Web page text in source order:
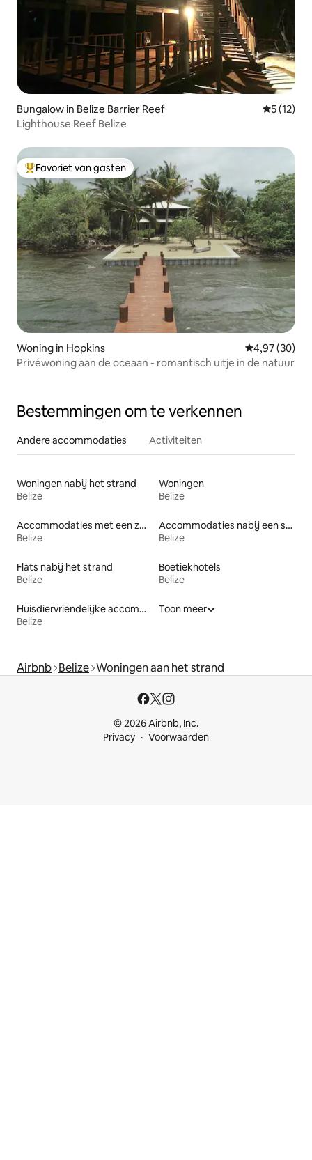
Bungalow in Belize Barrier Reef
5 (12)
Lighthouse Reef Belize
Topfavoriet van gasten
Favoriet van gasten
Woning in Hopkins Gemiddelde
4,97 (30)
Privéwoning aan de oceaan - romantisch uitje in de natuur
Bestemmingen om te verkennen
Andere accommodaties Activiteiten
Woningen nabij het strand
Belize
Woningen
Belize
Accommodaties met een zwembad
Belize
Accommodaties nabij een strand
Belize
Flats nabij het strand
Belize
Boetiekhotels
Belize
Huisdiervriendelijke accommodaties
Belize
Toon meer
Airbnb Belize Woningen aan het strand
© 2026 Airbnb, Inc.
Privacy
Voorwaarden